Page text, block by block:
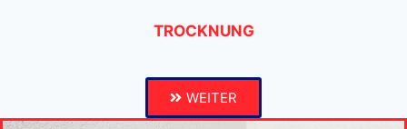
TROCKNUNG
WEITER